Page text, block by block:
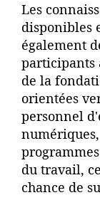
Les
disponibles
également
participants
de la
orientées
personnel
du travail,
chance de